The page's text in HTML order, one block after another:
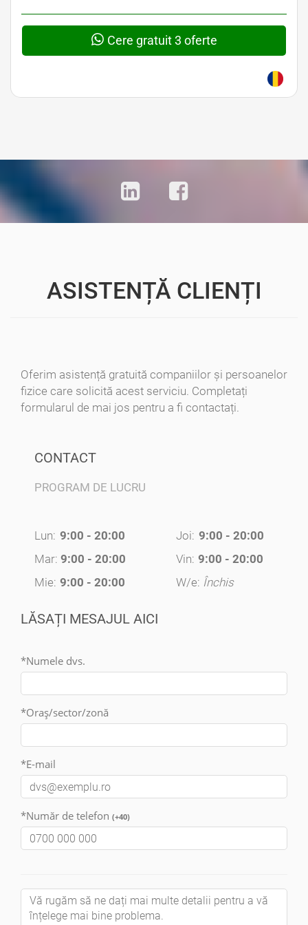
Cere gratuit 3 oferte
ASISTENȚĂ CLIENȚI
Oferim asistență gratuită companiilor și persoanelor
fizice care solicită acest serviciu. Completați
formularul de mai jos pentru a fi contactați.
CONTACT
PROGRAM DE LUCRU
Lun: 9:00 - 20:00
Mar: 9:00 - 20:00
Mie: 9:00 - 20:00
Joi: 9:00 - 20:00
Vin: 9:00 - 20:00
W/e: Închis
LĂSAȚI MESAJUL AICI
*Numele dvs.
*Oraș/sector/zonă
*E-mail
*Număr de telefon (+40)